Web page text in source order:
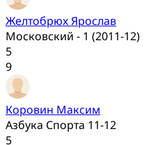
Желтобрюх Ярослав
Московский - 1 (2011-12)
5
9
Коровин Максим
Азбука Спорта 11-12
5